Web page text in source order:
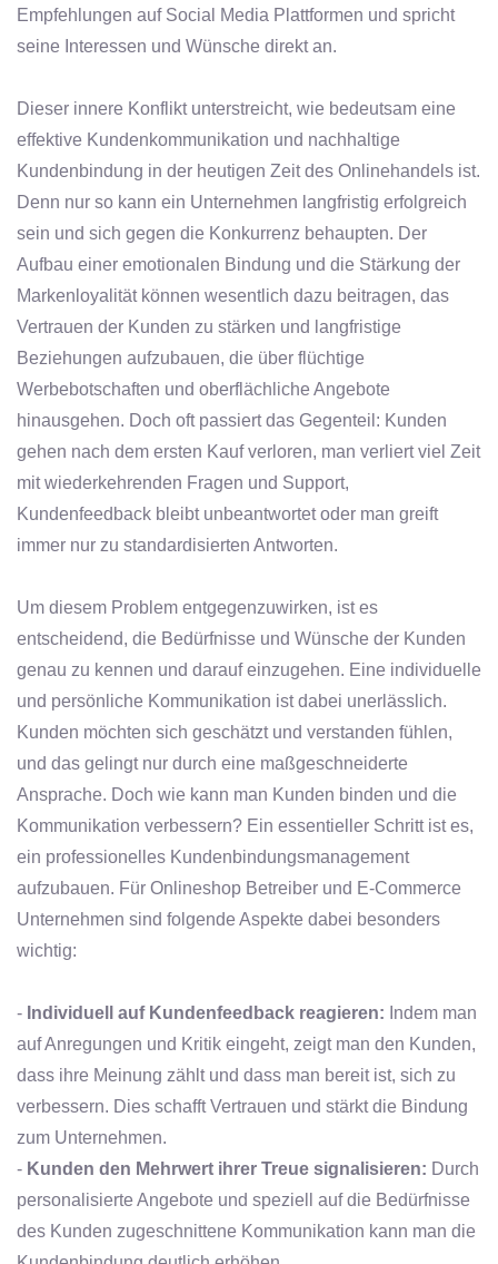
Empfehlungen auf Social Media Plattformen und spricht
seine Interessen und Wünsche direkt an.
Dieser innere Konflikt unterstreicht, wie bedeutsam eine
effektive Kundenkommunikation und nachhaltige
Kundenbindung in der heutigen Zeit des Onlinehandels ist.
Denn nur so kann ein Unternehmen langfristig erfolgreich
sein und sich gegen die Konkurrenz behaupten. Der
Aufbau einer emotionalen Bindung und die Stärkung der
Markenloyalität können wesentlich dazu beitragen, das
Vertrauen der Kunden zu stärken und langfristige
Beziehungen aufzubauen, die über flüchtige
Werbebotschaften und oberflächliche Angebote
hinausgehen. Doch oft passiert das Gegenteil: Kunden
gehen nach dem ersten Kauf verloren, man verliert viel Zeit
mit wiederkehrenden Fragen und Support,
Kundenfeedback bleibt unbeantwortet oder man greift
immer nur zu standardisierten Antworten.
Um diesem Problem entgegenzuwirken, ist es
entscheidend, die Bedürfnisse und Wünsche der Kunden
genau zu kennen und darauf einzugehen. Eine individuelle
und persönliche Kommunikation ist dabei unerlässlich.
Kunden möchten sich geschätzt und verstanden fühlen,
und das gelingt nur durch eine maßgeschneiderte
Ansprache. Doch wie kann man Kunden binden und die
Kommunikation verbessern? Ein essentieller Schritt ist es,
ein professionelles Kundenbindungsmanagement
aufzubauen. Für Onlineshop Betreiber und E-Commerce
Unternehmen sind folgende Aspekte dabei besonders
wichtig:
- Individuell auf Kundenfeedback reagieren: Indem man
auf Anregungen und Kritik eingeht, zeigt man den Kunden,
dass ihre Meinung zählt und dass man bereit ist, sich zu
verbessern. Dies schafft Vertrauen und stärkt die Bindung
zum Unternehmen.
- Kunden den Mehrwert ihrer Treue signalisieren: Durch
personalisierte Angebote und speziell auf die Bedürfnisse
des Kunden zugeschnittene Kommunikation kann man die